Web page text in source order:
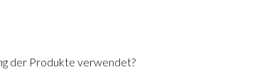
der Produkte verwendet?